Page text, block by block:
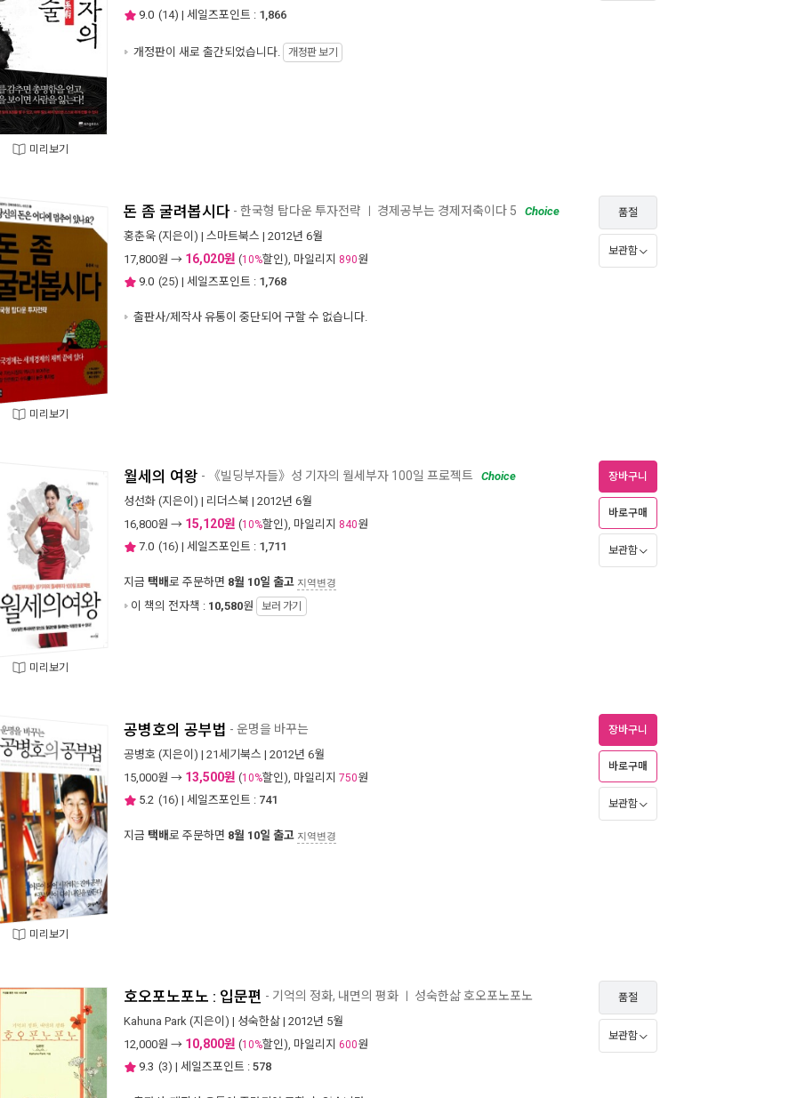
미리보기
9.0 (14) | 세일즈포인트 : 1,866
개정판이 새로 출간되었습니다. 개정판 보기
미리보기
돈 좀 굴려봅시다 - 한국형 탑다운 투자전략 경제공부는 경제저축이다 5
Choice
홍춘욱 (지은이) | 스마트북스 | 2012년 6월
17,800원 → 16,020원 (10%할인), 마일리지 890원
9.0 (25) | 세일즈포인트 : 1,768
출판사/제작사 유통이 중단되어 구할 수 없습니다.
품절
보관함
미리보기
월세의 여왕 - 《빌딩부자들》성 기자의 월세부자 100일 프로젝트 Choice
성선화 (지은이) | 리더스북 | 2012년 6월
16,800원 → 15,120원 (10%할인), 마일리지 840원
7.0 (16) | 세일즈포인트 : 1,711
지금 택배로 주문하면 8월 10일 출고 지역변경
이 책의 전자책 : 10,580원 보러 가기
장바구니
바로구매
보관함
미리보기
공병호의 공부법 - 운명을 바꾸는
공병호 (지은이) | 21세기북스 | 2012년 6월
15,000원 → 13,500원 (10%할인), 마일리지 750원
5.2 (16) | 세일즈포인트 : 741
지금 택배로 주문하면 8월 10일 출고 지역변경
장바구니
바로구매
보관함
호오포노포노 : 입문편 - 기억의 정화, 내면의 평화 성숙한삶 호오포노포노
Kahuna Park (지은이) | 성숙한삶 | 2012년 5월
12,000원 → 10,800원 (10%할인), 마일리지 600원
9.3 (3) | 세일즈포인트 : 578
품절
보관함